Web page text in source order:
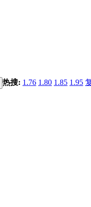
热搜: 1.76 1.80 1.85 1.95